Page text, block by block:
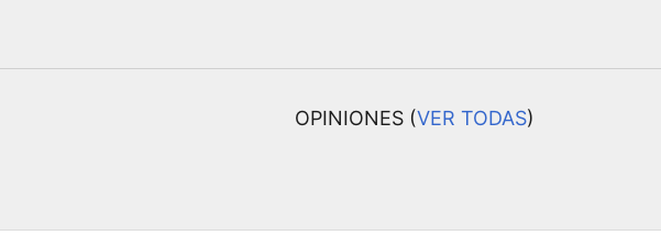
OPINIONES (VER TODAS)